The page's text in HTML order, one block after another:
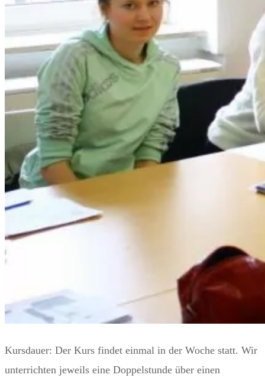
Kursdauer: Der Kurs findet einmal in der Woche statt. Wir
unterrichten jeweils eine Doppelstunde über einen